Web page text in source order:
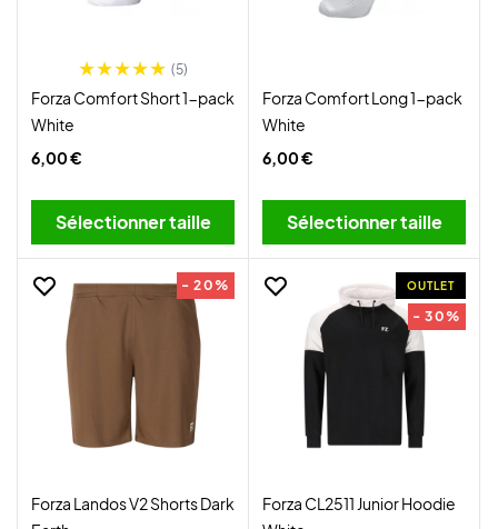
(5)
Forza Comfort Short 1-pack
White
6,00 €
Sélectionner taille
Forza Comfort Long 1-pack
White
6,00 €
Sélectionner taille
- 20%
Forza Landos V2 Shorts Dark
OUTLET
- 30%
Forza CL2511 Junior Hoodie